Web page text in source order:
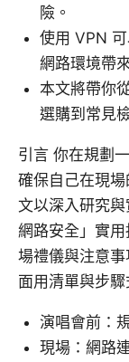
險。
使用 VPN
網路環境帶
本文將帶你
選購到常見
引言 你在規劃
確保自己在現
文以深入研究
網路安全」實
場禮儀與注意
面用清單與步
演唱會前：
現場：網路